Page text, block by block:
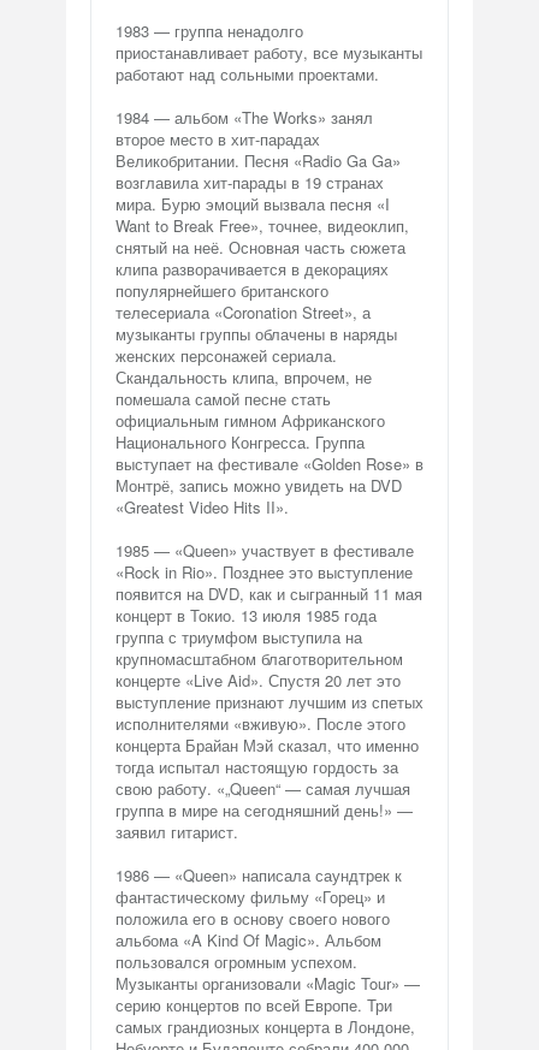
1983 — группа ненадолго
приостанавливает работу, все музыканты
работают над сольными проектами.
1984 — альбом «The Works» занял
второе место в хит-парадах
Великобритании. Песня «Radio Ga Ga»
возглавила хит-парады в 19 странах
мира. Бурю эмоций вызвала песня «I
Want to Break Free», точнее, видеоклип,
снятый на неё. Основная часть сюжета
клипа разворачивается в декорациях
популярнейшего британского
телесериала «Coronation Street», а
музыканты группы облачены в наряды
женских персонажей сериала.
Скандальность клипа, впрочем, не
помешала самой песне стать
официальным гимном Африканского
Национального Конгресса. Группа
выступает на фестивале «Golden Rose» в
Монтрё, запись можно увидеть на DVD
«Greatest Video Hits II».
1985 — «Queen» участвует в фестивале
«Rock in Rio». Позднее это выступление
появится на DVD, как и сыгранный 11 мая
концерт в Токио. 13 июля 1985 года
группа с триумфом выступила на
крупномасштабном благотворительном
концерте «Live Aid». Спустя 20 лет это
выступление признают лучшим из спетых
исполнителями «вживую». После этого
концерта Брайан Мэй сказал, что именно
тогда испытал настоящую гордость за
свою работу. «„Queen“ — самая лучшая
группа в мире на сегодняшний день!» —
заявил гитарист.
1986 — «Queen» написала саундтрек к
фантастическому фильму «Горец» и
положила его в основу своего нового
альбома «A Kind Of Magic». Альбом
пользовался огромным успехом.
Музыканты организовали «Magic Tour» —
серию концертов по всей Европе. Три
самых грандиозных концерта в Лондоне,